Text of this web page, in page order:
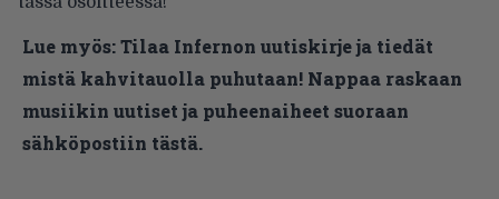
Lue myös:Tilaa Infernon uutiskirje ja tiedät
mistä kahvitauolla puhutaan! Nappaa raskaan
musiikin uutiset ja puheenaiheet suoraan
sähköpostiin tästä.